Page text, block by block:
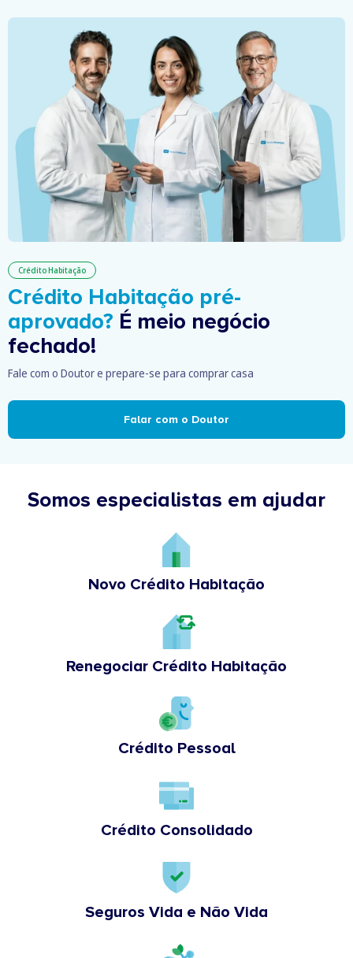
Crédito Habitação
Crédito Habitação pré-
aprovado? É meio negócio
fechado!
Fale com o Doutor e prepare-se para comprar casa
Falar com o Doutor
Somos especialistas em ajudar
Novo Crédito Habitação
Renegociar Crédito Habitação
Crédito Pessoal
Crédito Consolidado
Seguros Vida e Não Vida